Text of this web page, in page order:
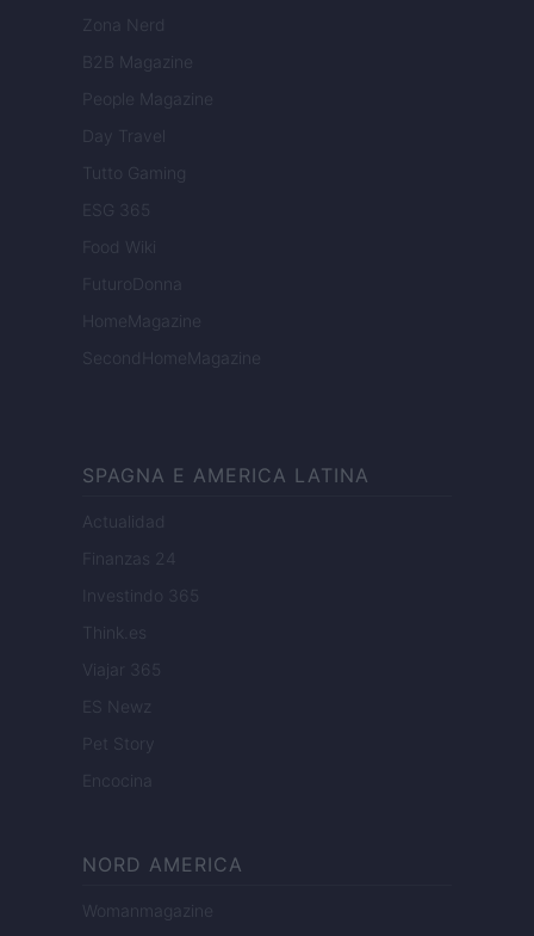
Zona Nerd
B2B Magazine
People Magazine
Day Travel
Tutto Gaming
ESG 365
Food Wiki
FuturoDonna
HomeMagazine
SecondHomeMagazine
SPAGNA E AMERICA LATINA
Actualidad
Finanzas 24
Investindo 365
Think.es
Viajar 365
ES Newz
Pet Story
Encocina
NORD AMERICA
Womanmagazine